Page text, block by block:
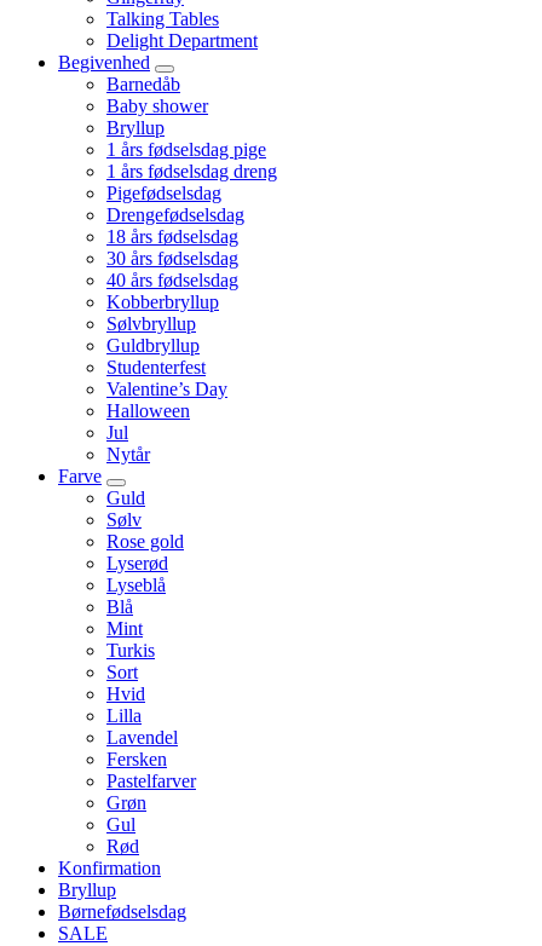
Talking Tables
Delight Department
Begivenhed
Barnedåb
Baby shower
Bryllup
1 års fødselsdag pige
1 års fødselsdag dreng
Pigefødselsdag
Drengefødselsdag
18 års fødselsdag
30 års fødselsdag
40 års fødselsdag
Kobberbryllup
Sølvbryllup
Guldbryllup
Studenterfest
Valentine’s Day
Halloween
Jul
Nytår
Farve
Guld
Sølv
Rose gold
Lyserød
Lyseblå
Blå
Mint
Turkis
Sort
Hvid
Lilla
Lavendel
Fersken
Pastelfarver
Grøn
Gul
Rød
Konfirmation
Bryllup
Børnefødselsdag
SALE